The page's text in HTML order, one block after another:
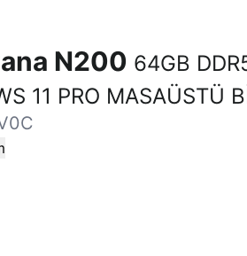
N200 64GB
11 PRO MASAÜSTÜ